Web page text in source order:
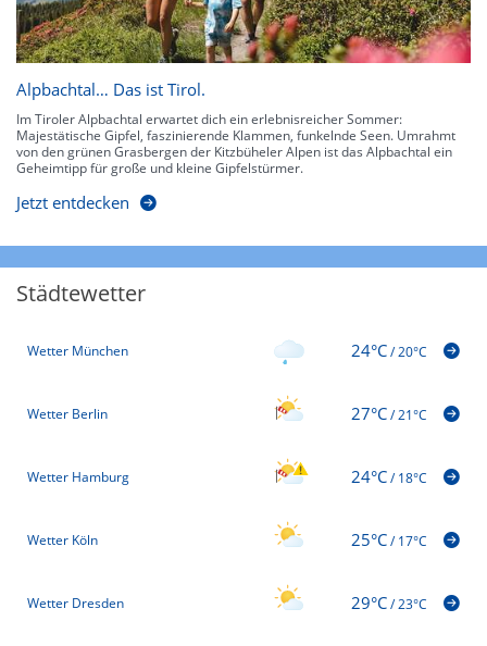
Alpbachtal… Das ist Tirol.
Im Tiroler Alpbachtal erwartet dich ein erlebnisreicher Sommer:
Majestätische Gipfel, faszinierende Klammen, funkelnde Seen. Umrahmt
von den grünen Grasbergen der Kitzbüheler Alpen ist das Alpbachtal ein
Geheimtipp für große und kleine Gipfelstürmer.
Jetzt entdecken
Städtewetter
Wetter München 24°C/20°C
Wetter Berlin 27°C/21°C
Wetter Hamburg 24°C/18°C
Wetter Köln 25°C/17°C
Wetter Dresden 29°C/23°C